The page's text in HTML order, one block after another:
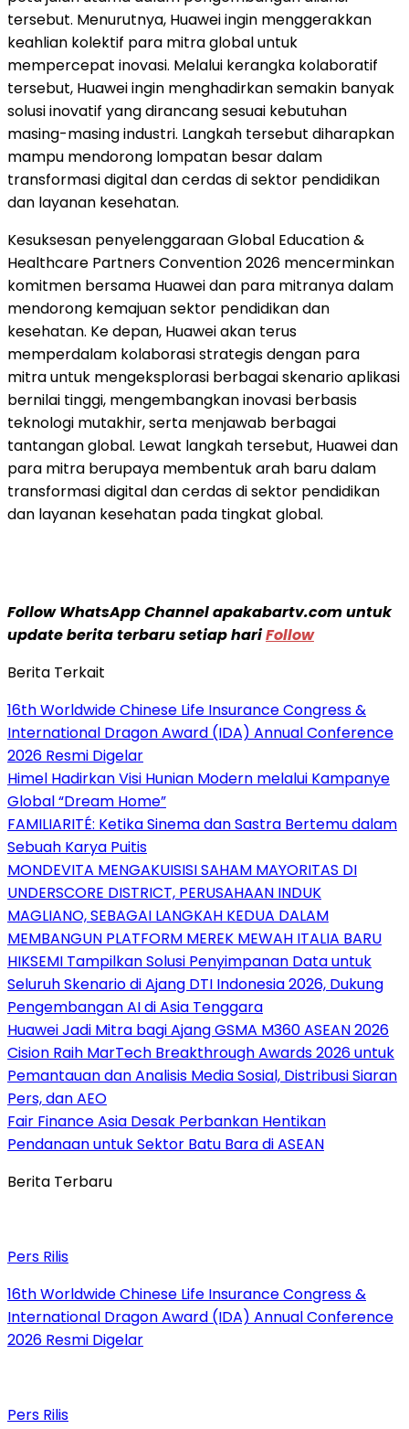
tersebut. Menurutnya, Huawei ingin menggerakkan
keahlian kolektif para mitra global untuk
mempercepat inovasi. Melalui kerangka kolaboratif
tersebut, Huawei ingin menghadirkan semakin banyak
solusi inovatif yang dirancang sesuai kebutuhan
masing-masing industri. Langkah tersebut diharapkan
mampu mendorong lompatan besar dalam
transformasi digital dan cerdas di sektor pendidikan
dan layanan kesehatan.
Kesuksesan penyelenggaraan Global Education &
Healthcare Partners Convention 2026 mencerminkan
komitmen bersama Huawei dan para mitranya dalam
mendorong kemajuan sektor pendidikan dan
kesehatan. Ke depan, Huawei akan terus
memperdalam kolaborasi strategis dengan para
mitra untuk mengeksplorasi berbagai skenario aplikasi
bernilai tinggi, mengembangkan inovasi berbasis
teknologi mutakhir, serta menjawab berbagai
tantangan global. Lewat langkah tersebut, Huawei dan
para mitra berupaya membentuk arah baru dalam
transformasi digital dan cerdas di sektor pendidikan
dan layanan kesehatan pada tingkat global.
Follow WhatsApp Channel apakabartv.com untuk
update berita terbaru setiap hariFollow
Berita Terkait
16th Worldwide Chinese Life Insurance Congress &
International Dragon Award (IDA) Annual Conference
2026 Resmi Digelar
Himel Hadirkan Visi Hunian Modern melalui Kampanye
Global “Dream Home”
FAMILIARITÉ: Ketika Sinema dan Sastra Bertemu dalam
Sebuah Karya Puitis
MONDEVITA MENGAKUISISI SAHAM MAYORITAS DI
UNDERSCORE DISTRICT, PERUSAHAAN INDUK
MAGLIANO, SEBAGAI LANGKAH KEDUA DALAM
MEMBANGUN PLATFORM MEREK MEWAH ITALIA BARU
HIKSEMI Tampilkan Solusi Penyimpanan Data untuk
Seluruh Skenario di Ajang DTI Indonesia 2026, Dukung
Pengembangan AI di Asia Tenggara
Huawei Jadi Mitra bagi Ajang GSMA M360 ASEAN 2026
Cision Raih MarTech Breakthrough Awards 2026 untuk
Pemantauan dan Analisis Media Sosial, Distribusi Siaran
Pers, dan AEO
Fair Finance Asia Desak Perbankan Hentikan
Pendanaan untuk Sektor Batu Bara di ASEAN
Berita Terbaru
Pers Rilis
16th Worldwide Chinese Life Insurance Congress &
International Dragon Award (IDA) Annual Conference
2026 Resmi Digelar
Pers Rilis